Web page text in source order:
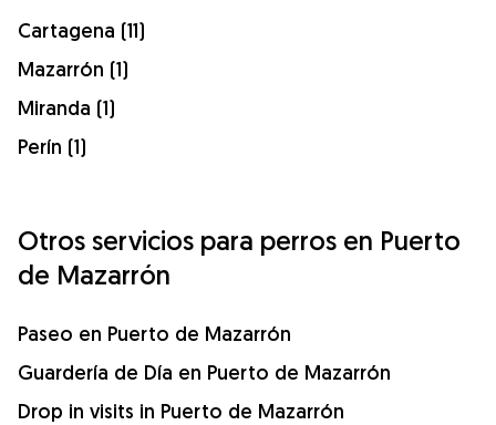
Cartagena (11)
Mazarrón (1)
Miranda (1)
Perín (1)
Otros servicios para perros en Puerto
de Mazarrón
Paseo en Puerto de Mazarrón
Guardería de Día en Puerto de Mazarrón
Drop in visits in Puerto de Mazarrón